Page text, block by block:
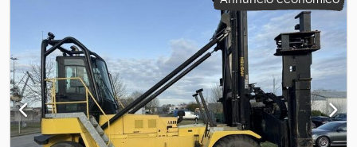
Pneumatici anteriori: 4 x 14.00-24 / Superelastik / 40 - 60%
Pneumatici posteriori: 2 x 14.00-24 / Superelastik / 0 - 20%
Spostatore laterale, riscaldamento, cabina completa,
climatizzatore = Ulteriori informazioni = Crodpfxeyrxkwj Apyef Pesi
Peso a vuoto: 43.000 kg Caratteristiche Capacità di sollevamento:
10.000 kg Altezza: 1.035 cm Condizioni Condizioni tecniche: buone
Condizioni estetiche: buone Ulteriori informazioni Condizioni dei
pneumatici anteriori: 40 - 60% Condizioni dei pneumatici